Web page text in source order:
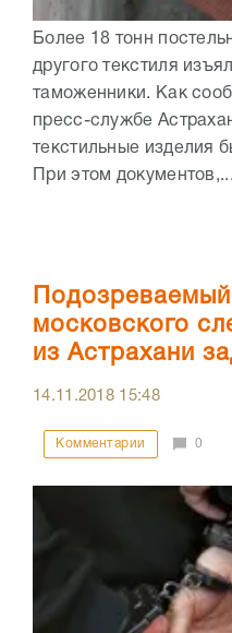
Более 18 тонн
другого текстиля
таможенники. Как
пресс-службе
текстильные изделия
При этом документов,...
московского
из Астрахани
14.11.2018 15:48
Комментарии 0